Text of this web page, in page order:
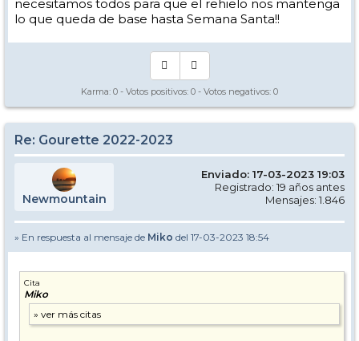
necesitamos todos para que el rehielo nos mantenga
lo que queda de base hasta Semana Santa!!
Karma: 0 - Votos positivos: 0 - Votos negativos: 0
Re: Gourette 2022-2023
Newmountain
Enviado: 17-03-2023 19:03
Registrado: 19 años antes
Mensajes: 1.846
» En respuesta al mensaje de Miko del 17-03-2023 18:54
Cita
Miko